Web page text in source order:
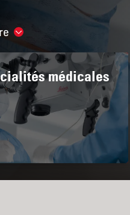
Show subnavigation
médicales